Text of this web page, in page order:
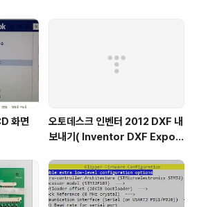
히 봤더니............. 세라믹
워인덕터로 추정되는 녀석
드라이버로 후빌만한 자리
약간 눌려서 이빨나간..
화면
오토데스크 인벤터 2012 DXF 내
보내기( Inventor DXF Export